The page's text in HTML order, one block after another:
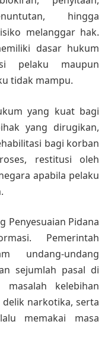
hingga
melanggar hak.
dasar hukum
pelaku maupun
tidak mampu.
yang kuat bagi
yang dirugikan,
bagi korban
restitusi oleh
apabila pelaku
Penyesuaian Pidana
Pemerintah
undang-undang
sejumlah pasal di
kelebihan
narkotika, serta
memakai masa